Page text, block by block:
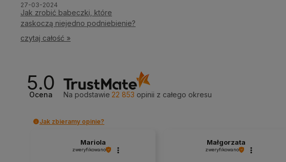
Jak zrobić babeczki, które
zaskoczą niejedno podniebienie?
27-03-2024
czytaj całość »
5.0
Ocena Na podstawie 22 853 opinii z całego okresu
Jak zbieramy opinie?
Mariola
zweryfikowano
Małgorzata
zweryfikowano